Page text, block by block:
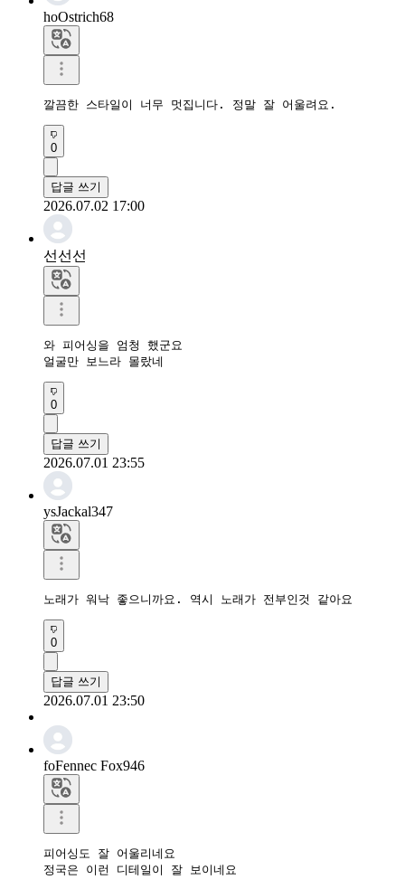
hoOstrich68
깔끔한 스타일이 너무 멋집니다. 정말 잘 어울려요.
0
답글 쓰기
2026.07.02 17:00
선선선
와 피어싱을 엄청 했군요
얼굴만 보느라 몰랐네
0
답글 쓰기
2026.07.01 23:55
ysJackal347
노래가 워낙 좋으니까요. 역시 노래가 전부인것 같아요
0
답글 쓰기
2026.07.01 23:50
foFennec Fox946
피어싱도 잘 어울리네요
정국은 이런 디테일이 잘 보이네요